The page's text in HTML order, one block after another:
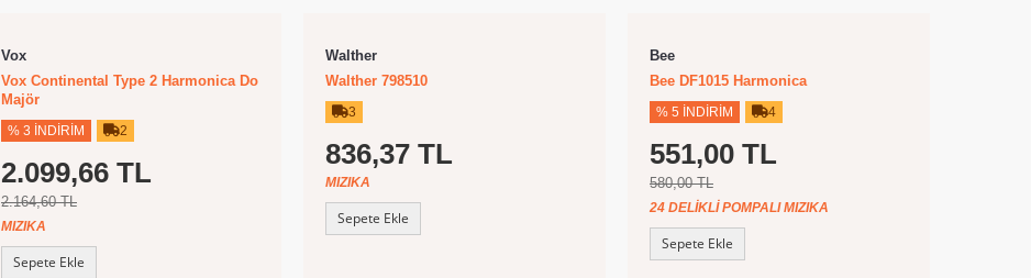
Vox
Vox Continental Type 2 Harmonica Do
Majör
% 3 İNDIRIM 2
2.099,66 TL
2.164,60 TL
MIZIKA
Sepete Ekle
Walther
Walther 798510
3
836,37 TL
MIZIKA
Sepete Ekle
Bee
Bee DF1015 Harmonica
% 5 İNDIRIM 4
551,00 TL
580,00 TL
24 DELIKLI POMPALI MIZIKA
Sepete Ekle